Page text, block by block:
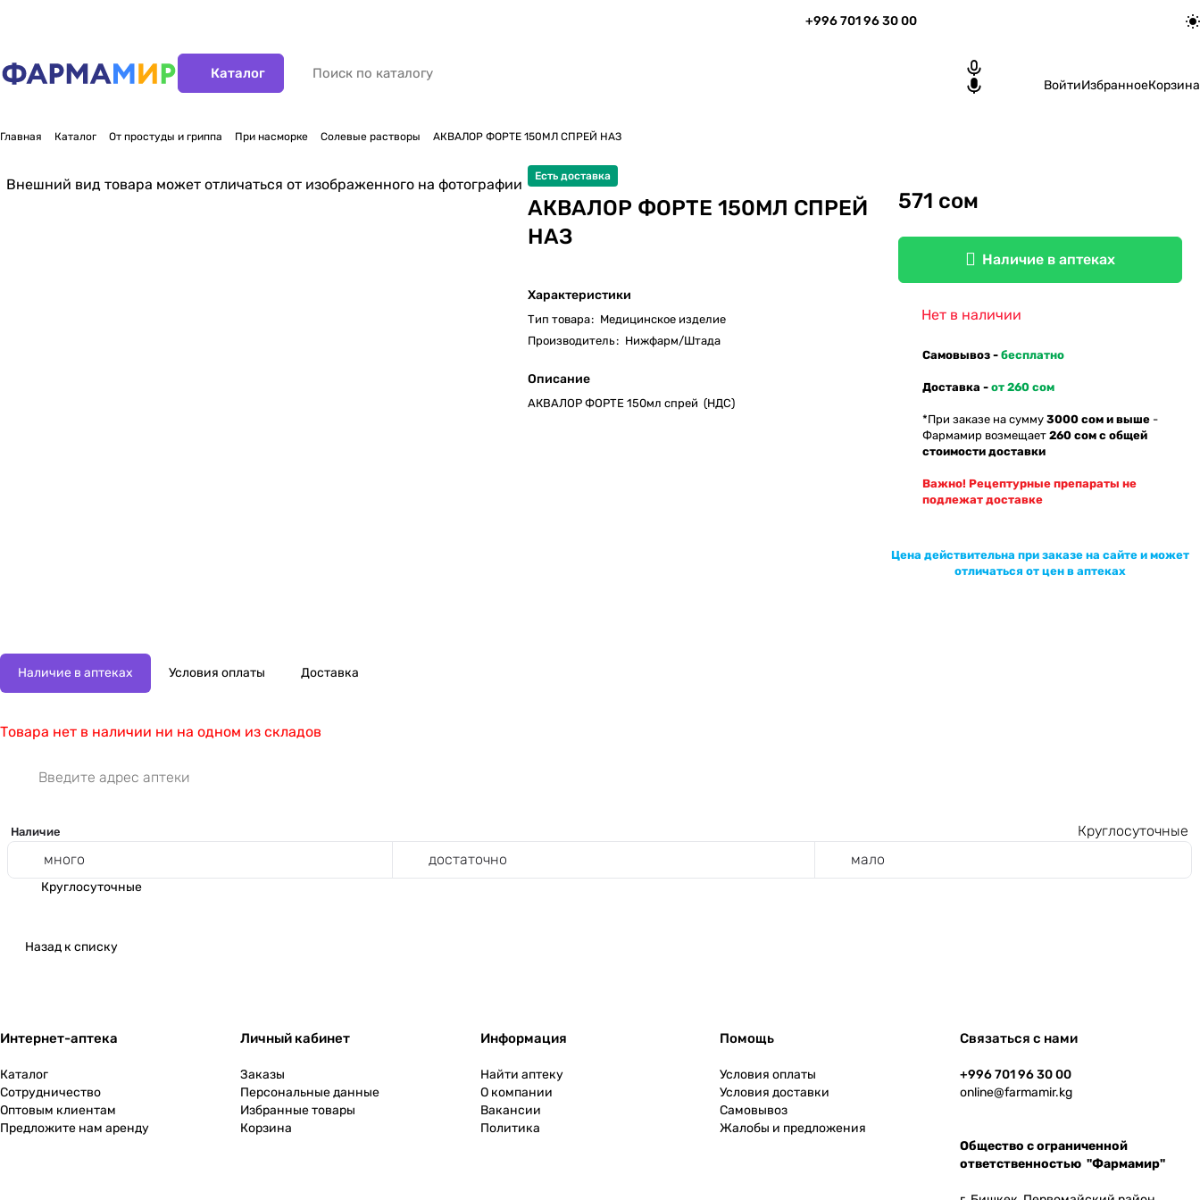
+996 701 96 30 00
Каталог
ВойтиИзбранноеКорзина
Главная Каталог От простуды и гриппа При насморке Солевые растворы АКВАЛОР ФОРТЕ 150МЛ СПРЕЙ НАЗ
Внешний вид товара может отличаться от изображенного на фотографии Есть доставка
АКВАЛОР ФОРТЕ 150МЛ СПРЕЙ
НАЗ
Характеристики
Тип товара: Медицинское изделие
Производитель: Нижфарм/Штада
Описание
АКВАЛОР ФОРТЕ 150мл спрей (НДС)
571 сом
Наличие в аптеках
Нет в наличии
Самовывоз - бесплатно
Доставка - от 260 сом
*При заказе на сумму 3000 сом и выше -
Фармамир возмещает 260 сом с общей
стоимости доставки
Важно! Рецептурные препараты не
подлежат доставке
Цена действительна при заказе на сайте и может
отличаться от цен в аптеках
Наличие в аптеках Условия оплаты Доставка
Товара нет в наличии ни на одном из складов
Наличие
Круглосуточные
много
достаточно мало
Круглосуточные
Назад к списку
Интернет-аптека
Каталог
Сотрудничество
Оптовым клиентам
Предложите нам аренду
Личный кабинет
Заказы
Персональные данные
Избранные товары
Корзина
Информация
Найти аптеку
О компании
Вакансии
Политика
Помощь
Условия оплаты
Условия доставки
Самовывоз
Жалобы и предложения
Связаться с нами
+996 701 96 30 00
online@farmamir.kg
Общество с ограниченной
ответственностью "Фармамир"